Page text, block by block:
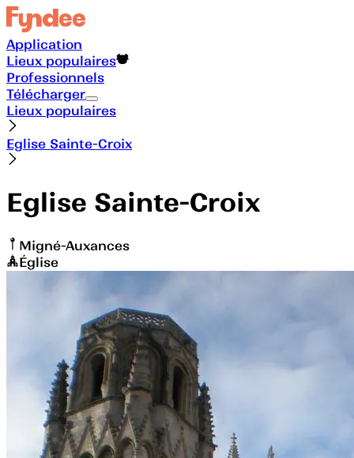
Application
Lieux populaires
Professionnels
Télécharger
Lieux populaires
Eglise Sainte-Croix
Eglise Sainte-Croix
Migné-Auxances
Église